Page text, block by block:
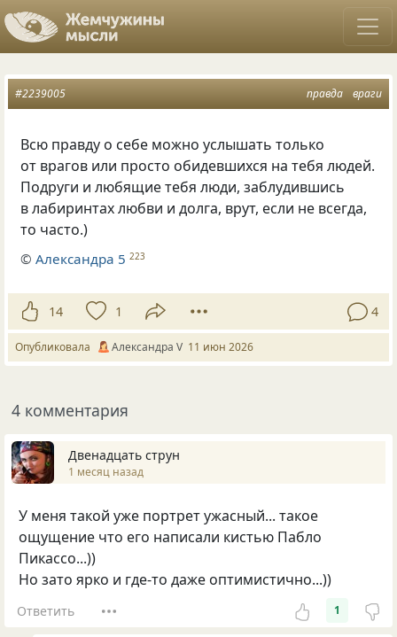
правда враги
#2239005
Всю правду о себе можно услышать только
от врагов или просто обидевшихся на тебя людей.
Подруги и любящие тебя люди, заблудившись
в лабиринтах любви и долга, врут, если не всегда,
то часто.)
©Александра 5 223
14 1 4
Опубликовала Александра V 11 июн 2026
4 комментария
Двенадцать струн
1 месяц назад
У меня такой уже портрет ужасный... такое
ощущение что его написали кистью Пабло
Пикассо...))
Но зато ярко и где-то даже оптимистично...))
Ответить 1